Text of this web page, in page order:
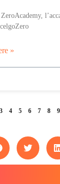
»
3 4 5 6 7 8 9